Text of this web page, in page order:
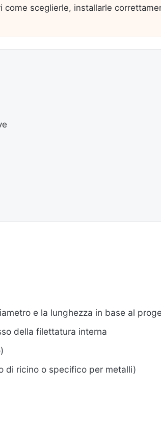
come sceglierle, installarle
e la lunghezza in base al
della filettatura interna
di ricino o specifico per metalli)